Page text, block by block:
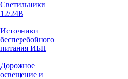
Светильники
12/24В
Источники
бесперебойного
питания ИБП
Дорожное
освещение и